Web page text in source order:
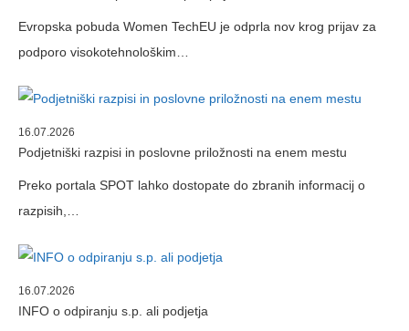
Evropska pobuda Women TechEU je odprla nov krog prijav za
podporo visokotehnološkim…
16.07.2026
Podjetniški razpisi in poslovne priložnosti na enem mestu
Preko portala SPOT lahko dostopate do zbranih informacij o
razpisih,…
16.07.2026
INFO o odpiranju s.p. ali podjetja